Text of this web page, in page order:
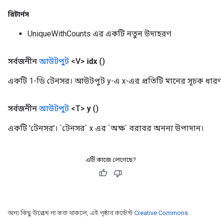
রিটার্নস
UniqueWithCounts এর একটি নতুন উদাহরণ
সর্বজনীন আউটপুট <V> idx ()
একটি 1-ডি টেনসর। আউটপুট y-এ x-এর প্রতিটি মানের সূচক
সর্বজনীন আউটপুট <T> y ()
একটি 'টেনসর'। `টেনসর` x এর `অক্ষ` বরাবর অনন্য উপাদান।
এটি কাজে লেগেছে?
অন্য কিছু উল্লেখ না করা থাকলে, এই পৃষ্ঠার কন্টেন্ট Creative Commons